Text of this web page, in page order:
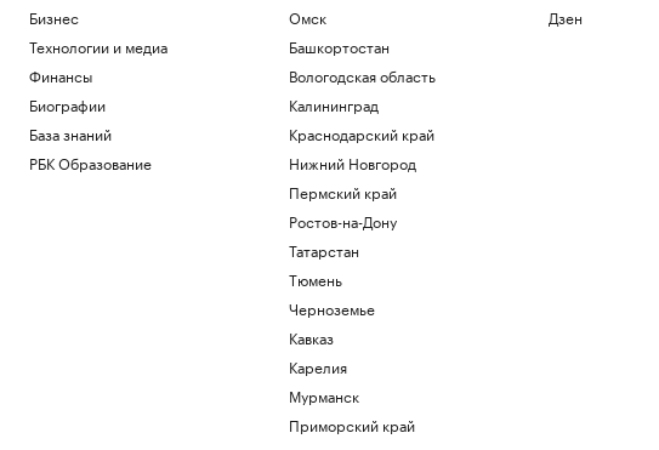
Перед пожаром на НПЗ Slovnaft в
Братиславе произошел взрыв
Общество
В каких странах дети при рождении
Общество
19-летняя россиянка впервые победила
соперницу из топ-20 на турнире WTA
Бизнес
Технологии и медиа
Финансы
Биографии
База знаний
РБК Образование
Омск
Башкортостан
Вологодская область
Калининград
Краснодарский край
Нижний Новгород
Пермский край
Ростов-на-Дону
Татарстан
Тюмень
Черноземье
Кавказ
Карелия
Мурманск
Приморский край
Дзен